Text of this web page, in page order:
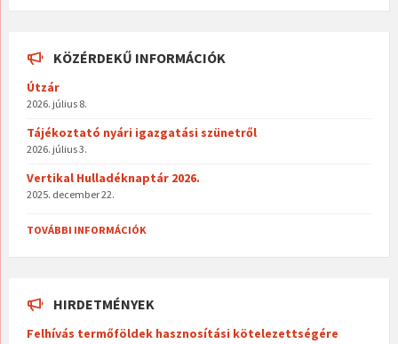
KÖZÉRDEKŰ INFORMÁCIÓK
Útzár
2026. július 8.
Tájékoztató nyári igazgatási szünetről
2026. július 3.
Vertikal Hulladéknaptár 2026.
2025. december 22.
TOVÁBBI INFORMÁCIÓK
HIRDETMÉNYEK
Felhívás termőföldek hasznosítási kötelezettségére